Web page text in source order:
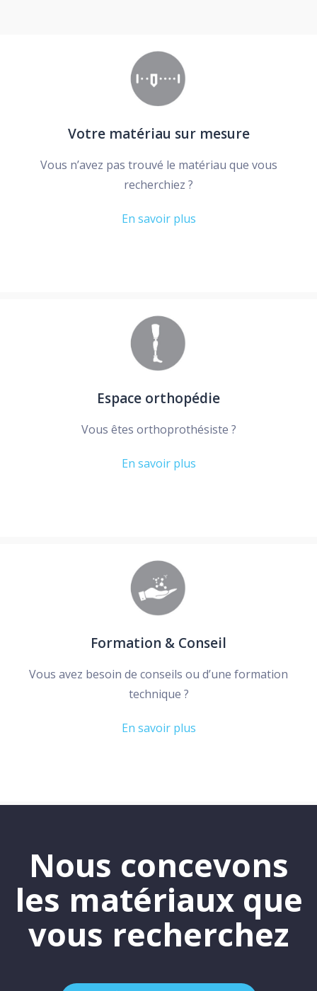
Votre matériau sur mesure
Vous n’avez pas trouvé le matériau que vous
recherchiez ?
En savoir plus
Espace orthopédie
Vous êtes orthoprothésiste ?
En savoir plus
Formation & Conseil
Vous avez besoin de conseils ou d’une formation
technique ?
En savoir plus
Nous concevons
les matériaux que
vous recherchez